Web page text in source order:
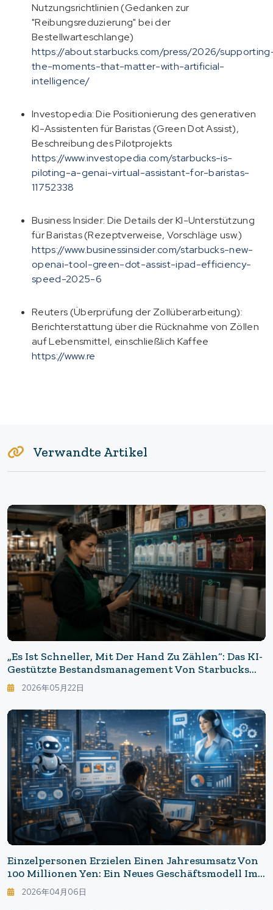
Nutzungsrichtlinien (Gedanken zur
"Reibungsreduzierung" bei der
Bestellwarteschlange)
https://about.starbucks.com/press/2026/
the-moments-that-matter-with-artificial-
intelligence/
Investopedia: Die Positionierung des generativen
KI-Assistenten für Baristas (Green Dot Assist),
Beschreibung des Pilotprojekts
https://www.investopedia.com/starbucks-is-
piloting-a-genai-virtual-assistant-for-baristas-
11752338
Business Insider: Die Details der KI-Unterstützung
für Baristas (Rezeptverweise, Vorschläge usw.)
https://www.businessinsider.com/starbucks-new-
openai-tool-green-dot-assist-ipad-efficiency-
speed-2025-6
Reuters(Überprüfung der Zollüberarbeitung):
Berichterstattung über die Rücknahme von Zöllen
auf Lebensmittel, einschließlich Kaffee
https://www.re
Verwandte Artikel
„Es Ist Schneller, Mit Der Hand Zu Zählen“: Das KI-
Gestützte Bestandsmanagement Von Starbucks
Wird Aufgrund Von Unzufriedenheit Vor Ort
Eingestellt.
2026年05月22日
Einzelpersonen Erzielen Einen Jahresumsatz Von
100 Millionen Yen: Ein Neues Geschäftsmodell Im
Zeitalter Der KI Hat In China Begonnen
2026年04月06日